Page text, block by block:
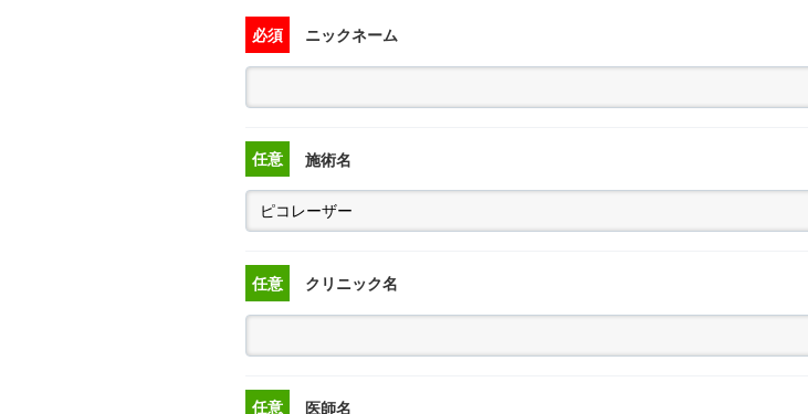
必須 ニックネーム
任意 施術名
任意 クリニック名
任意 医師名